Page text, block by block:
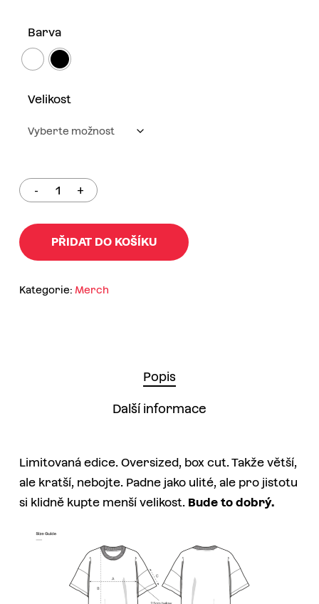
Barva
Velikost
PŘIDAT DO KOŠÍKU
Kategorie: Merch
Popis
Další informace
Limitovaná edice. Oversized, box cut. Takže větší,
ale kratší, nebojte. Padne jako ulité, ale pro jistotu
si klidně kupte menší velikost. Bude to dobrý.